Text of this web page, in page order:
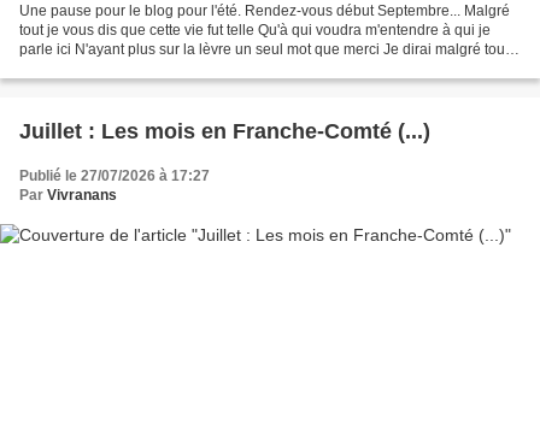
Une pause pour le blog pour l'été. Rendez-vous début Septembre... Malgré
tout je vous dis que cette vie fut telle Qu'à qui voudra m'entendre à qui je
parle ici N'ayant plus sur la lèvre un seul mot que merci Je dirai malgré tout
Juillet : Les mois en Franche-Comté (...)
Publié le 27/07/2026 à 17:27
Par Vivranans